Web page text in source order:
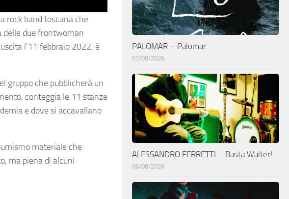
rock band toscana che
delle due frontwoman
l’11 febbraio 2022, è
gruppo che pubblicherà un
conteggia le 11 stanze
e dove si accavallano
materiale che
ma piena di alcuni
PALOMAR – Palomar
07/08/2026
ALESSANDRO FERRETTI – Basta Walter!
06/08/2026